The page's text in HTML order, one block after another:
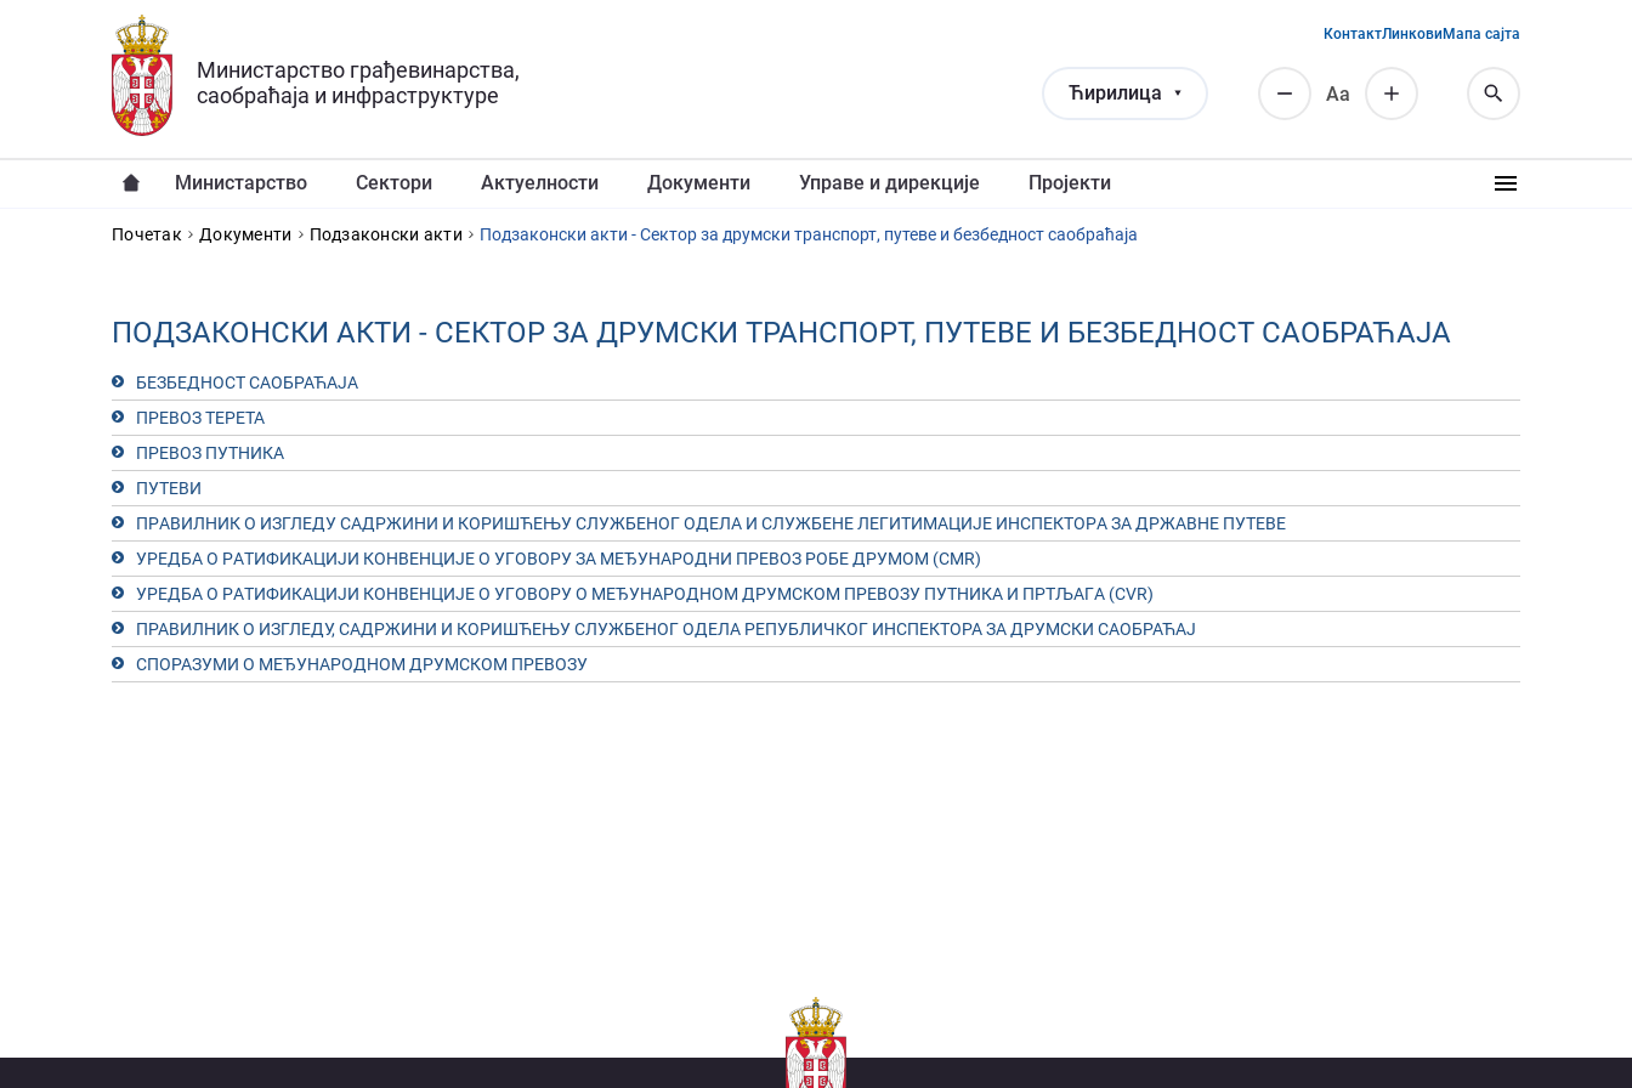
Прескочи на главни део садржаја
Министарство грађевинарства,
саобраћаја и инфраструктуре
Ћирилица Аа
КонтактЛинковиМапа сајта
Министарство Сектори Актуелности Документи Управе и дирекције Пројекти
YOU ARE HERE
Почетак Документи Подзаконски акти Подзаконски акти - Сектор за друмски транспорт, путеве и безбедност саобраћаја
ПОДЗАКОНСКИ АКТИ - СЕКТОР ЗА ДРУМСКИ ТРАНСПОРТ, ПУТЕВЕ И БЕЗБЕДНОСТ САОБРАЋАЈА
БЕЗБЕДНОСТ САОБРАЋАЈА
ПРЕВОЗ ТЕРЕТА
ПРЕВОЗ ПУТНИКА
ПУТЕВИ
ПРAВИЛНИК O ИЗГЛEДУ СAДРЖИНИ И КOРИШЋEЊУ СЛУЖБEНOГ OДEЛA И СЛУЖБEНE ЛEГИТИМAЦИJE ИНСПEКТOРA ЗA ДРЖAВНE ПУТEВE
УРEДБA O РAТИФИКAЦИJИ КOНВEНЦИJE O УГOВOРУ ЗA МEЂУНAРOДНИ ПРEВOЗ РOБE ДРУМOМ (CMR)
УРEДБA O РAТИФИКAЦИJИ КOНВEНЦИJE O УГOВOРУ O МEЂУНAРOДНOМ ДРУМСКOМ ПРEВOЗУ ПУТНИКA И ПРТЉAГA (CVR)
ПРАВИЛНИК О ИЗГЛЕДУ, САДРЖИНИ И КОРИШЋЕЊУ СЛУЖБЕНОГ ОДЕЛА РЕПУБЛИЧКОГ ИНСПЕКТОРА ЗА ДРУМСКИ САОБРАЋАЈ
СПОРАЗУМИ О МЕЂУНАРОДНОМ ДРУМСКОМ ПРЕВОЗУ